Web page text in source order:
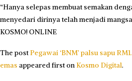
“Hanya selepas membuat semakan
menyedari dirinya telah menjadi
KOSMO! ONLINE
The post Pegawai ‘BNM’ palsu sapu
emas appeared first on Kosmo Digital.